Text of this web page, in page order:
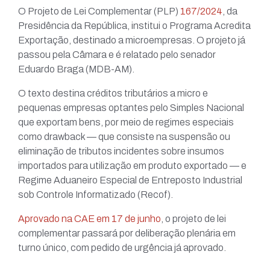
O Projeto de Lei Complementar (PLP) 167/2024 , da
Presidência da República, institui o Programa Acredita
Exportação, destinado a microempresas. O projeto já
passou pela Câmara e é relatado pelo senador
Eduardo Braga (MDB-AM).
O texto destina créditos tributários a micro e
pequenas empresas optantes pelo Simples Nacional
que exportam bens, por meio de regimes especiais
como drawback — que consiste na suspensão ou
eliminação de tributos incidentes sobre insumos
importados para utilização em produto exportado — e
Regime Aduaneiro Especial de Entreposto Industrial
sob Controle Informatizado (Recof).
Aprovado na CAE em 17 de junho , o projeto de lei
complementar passará por deliberação plenária em
turno único, com pedido de urgência já aprovado.